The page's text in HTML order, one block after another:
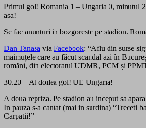
Primul gol! Romania 1 – Ungaria 0, minutul
asa!
Se fac anunturi in bozgoreste pe stadion.
Dan Tanasa via Facebook: “Aflu din surse
maimuțele care au făcut scandal azi în
români, din electoratul UDMR, PCM și
30.20 – Al doilea gol! UE Ungaria!
A doua repriza. Pe stadion au inceput sa
In pauza s-a cantat (mai in surdina) “Treceti
Carpatii!”